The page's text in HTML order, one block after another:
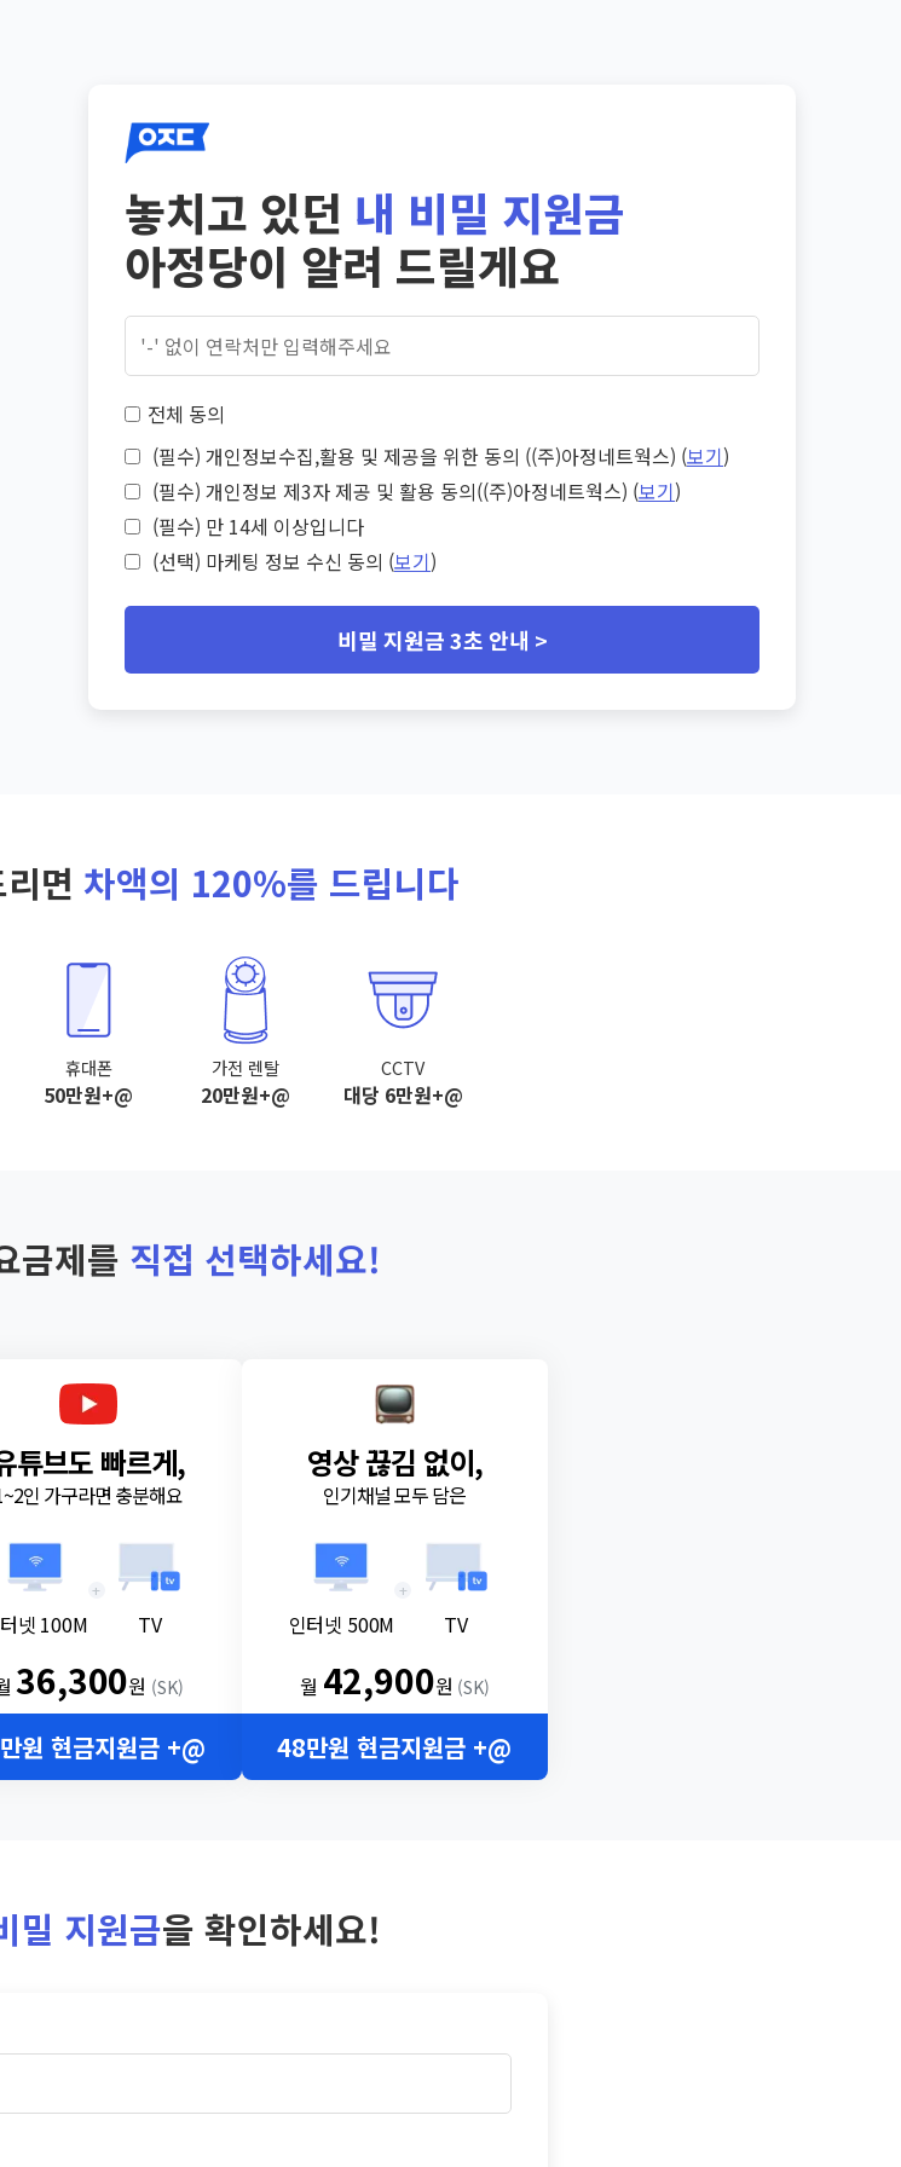
놓치고 있던 내 비밀 지원금
아정당이 알려 드릴게요
전체 동의
(필수) 개인정보수집,활용 및 제공을 위한 동의 ((주)아정네트웍스) (보기)
(필수) 개인정보 제3자 제공 및 활용 동의((주)아정네트웍스) (보기)
(필수) 만 14세 이상입니다
(선택) 마케팅 정보 수신 동의 (보기)
비밀 지원금 3초 안내 >
면 차액의 120%를 드립니다
휴대폰
50만원+@
가전 렌탈
20만원+@
CCTV
대당 6만원+@
금제를 직접 선택하세요!
튜브도 빠르게,
인 가구라면 충분해요
넷 100M
+
TV
36,300원 (SK)
원 현금지원금 +@
영상 끊김 없이,
인기채널 모두 담은
인터넷 500M
+
TV
월 42,900원 (SK)
48만원 현금지원금 +@
밀 지원금을 확인하세요!